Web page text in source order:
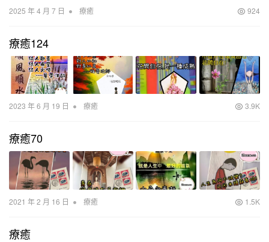
2025 年 4 月 7 日 • 療癒 924
療癒124
2023 年 6 月 19 日 • 療癒 3.9K
療癒70
2021 年 2 月 16 日 • 療癒 1.5K
療癒